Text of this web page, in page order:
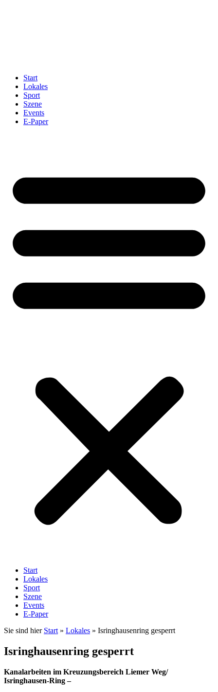
Start
Lokales
Sport
Szene
Events
E-Paper
Start
Lokales
Sport
Szene
Events
E-Paper
Sie sind hier Start » Lokales » Isringhausenring gesperrt
Isringhausenring gesperrt
Kanalarbeiten im Kreuzungsbereich Liemer Weg/
Isringhausen-Ring –